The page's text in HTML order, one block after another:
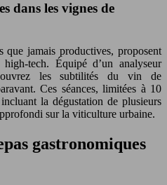
dans les vignes de
jamais productives, proposent
high-tech. Équipé d’un analyseur
les subtilités du vin de
Ces séances, limitées à 10
la dégustation de plusieurs
sur la viticulture urbaine.
gastronomiques